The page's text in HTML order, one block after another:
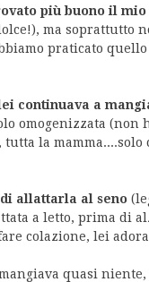
più buono il
ma soprattutto
praticato
continuava a
omogenizzata
tutta la
di allattarla al seno
a letto, prima di
colazione, lei
quasi